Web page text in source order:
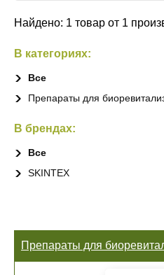
Найдено: 1 товар от 1
В категориях:
Все
Препараты для
В брендах:
Все
SKINTEX
Препараты для